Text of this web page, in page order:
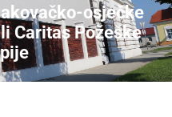
osječke
Caritas Požeške